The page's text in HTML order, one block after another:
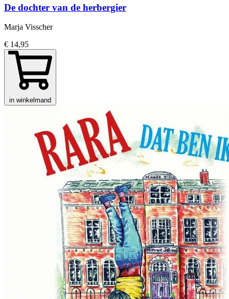
De dochter van de herbergier
Marja Visscher
€ 14,95
in winkelmand